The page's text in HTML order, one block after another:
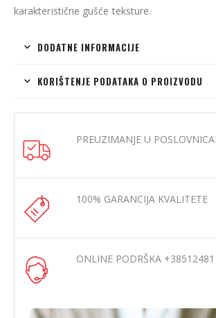
karakteristične gušće teksture.
DODATNE INFORMACIJE
KORIŠTENJE PODATAKA O PROIZVODU
PREUZIMANJE U
100% GARANCIJA KVALITETE
ONLINE PODRŠKA